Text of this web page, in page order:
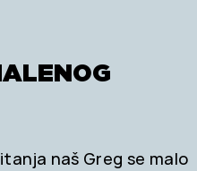
naš Greg se malo